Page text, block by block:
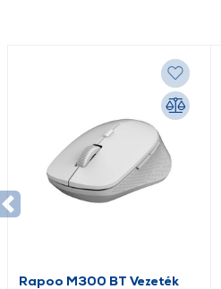
Rapoo M300 BT Vezeték